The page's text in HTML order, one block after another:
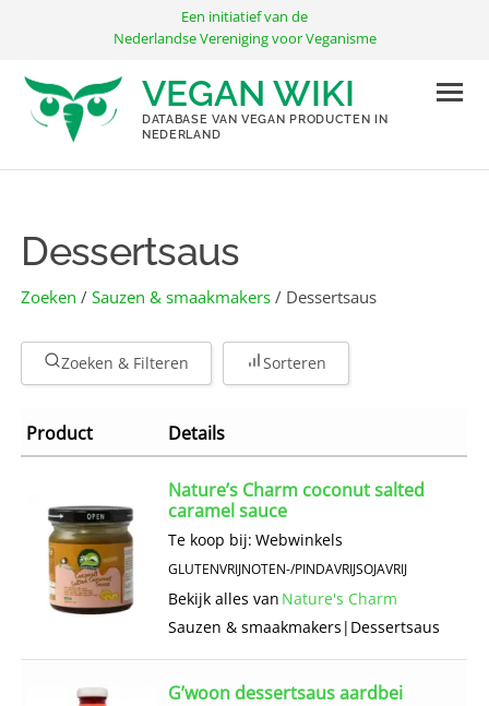
inhoud
Een initiatief van de
Nederlandse Vereniging voor Veganisme
VEGAN WIKI
DATABASE VAN VEGAN PRODUCTEN IN
NEDERLAND
Dessertsaus
Zoeken /Sauzen & smaakmakers / Dessertsaus
Zoeken & Filteren Sorteren
Product Details
Nature’s Charm coconut salted
caramel sauce
Te koop bij: Webwinkels
GLUTENVRIJNOTEN-/PINDAVRIJSOJAVRIJ
Bekijk alles van Nature's Charm
Sauzen & smaakmakers | Dessertsaus
G’woon dessertsaus aardbei